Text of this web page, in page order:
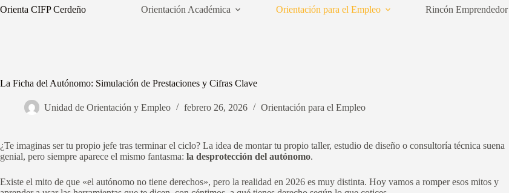
Saltar
al
Orienta CIFP Cerdeño Orientación Académica Orientación para el Empleo Rincón Emprendedor
La Ficha del Autónomo: Simulación de Prestaciones y Cifras Clave
Unidad de Orientación y Empleo febrero 26, 2026 Orientación para el Empleo
¿Te imaginas ser tu propio jefe tras terminar el ciclo? La idea de montar tu propio taller, estudio de diseño o consultoría técnica suena
genial, pero siempre aparece el mismo fantasma: la desprotección del autónomo.
Existe el mito de que «el autónomo no tiene derechos», pero la realidad en 2026 es muy distinta. Hoy vamos a romper esos mitos y